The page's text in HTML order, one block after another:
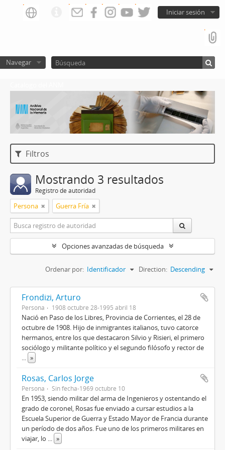
Iniciar sesión
Navegar
Filtros
Mostrando 3 resultados
Registro de autoridad
Persona Guerra Fría
Opciones avanzadas de búsqueda
Ordenar por: Identificador Direction: Descending
Frondizi, Arturo
Persona 1908 octubre 28-1995 abril 18
Nació en Paso de los Libres, Provincia de Corrientes, el 28 de
octubre de 1908. Hijo de inmigrantes italianos, tuvo catorce
hermanos, entre los que destacaron Silvio y Risieri, el primero
sociólogo y militante político y el segundo filósofo y rector de
... »
Rosas, Carlos Jorge
Persona Sin fecha-1969 octubre 10
En 1953, siendo militar del arma de Ingenieros y ostentando el
grado de coronel, Rosas fue enviado a cursar estudios a la
Escuela Superior de Guerra y Estado Mayor de Francia durante
un período de dos años. Fue uno de los primeros militares en
viajar, lo ... »